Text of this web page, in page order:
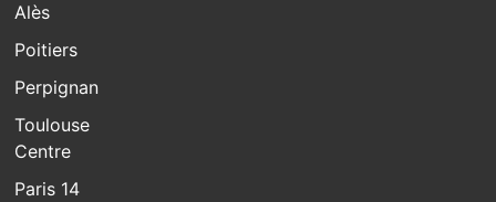
Alès
Poitiers
Perpignan
Toulouse
Centre
Paris 14